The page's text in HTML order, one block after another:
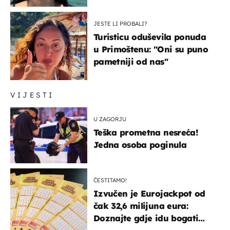
VIJESTI
U ZAGORJU
Teška prometna nesreća!
Jedna osoba poginula
ČESTITAMO!
Izvučen je Eurojackpot od
čak 32,6 milijuna eura:
Doznajte gdje idu bogati
JESTE LI PROBALI?
Turisticu oduševila ponuda
u Primoštenu: "Oni su puno
pametniji od nas"